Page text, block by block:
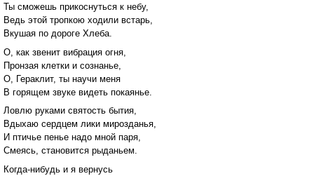
Ты сможешь прикоснуться к небу,
Ведь этой тропкою ходили встарь,
Вкушая по дороге Хлеба.
О, как звенит вибрация огня,
Пронзая клетки и сознанье,
О, Гераклит, ты научи меня
В горящем звуке видеть покаянье.
Ловлю руками святость бытия,
Вдыхаю сердцем лики мирозданья,
И птичье пенье надо мной паря,
Смеясь, становится рыданьем.
Когда-нибудь и я вернусь